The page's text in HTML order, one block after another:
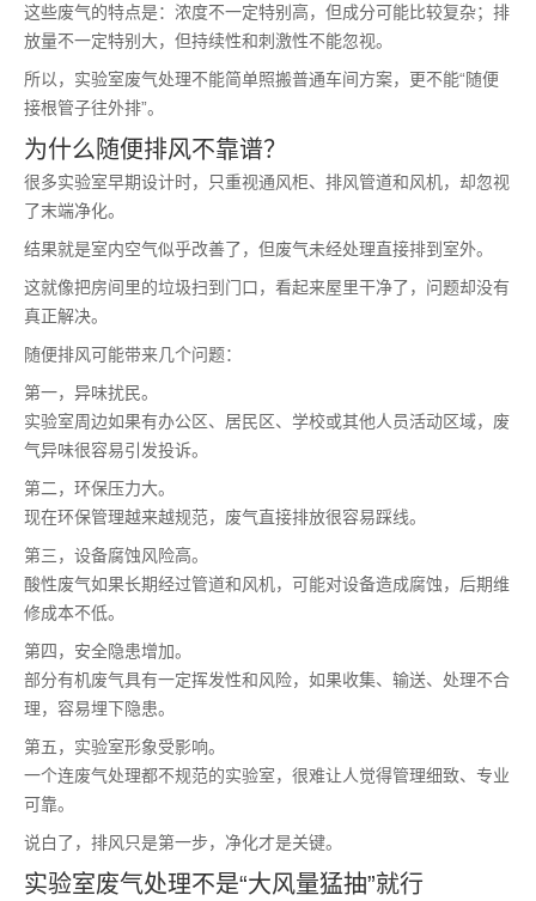
这些废气的特点是：浓度不一定特别高，但成分可能比较复杂；排
放量不一定特别大，但持续性和刺激性不能忽视。
所以，实验室废气处理不能简单照搬普通车间方案，更不能“随便
接根管子往外排”。
为什么随便排风不靠谱？
很多实验室早期设计时，只重视通风柜、排风管道和风机，却忽视
了末端净化。
结果就是室内空气似乎改善了，但废气未经处理直接排到室外。
这就像把房间里的垃圾扫到门口，看起来屋里干净了，问题却没有
真正解决。
随便排风可能带来几个问题：
第一，异味扰民。
实验室周边如果有办公区、居民区、学校或其他人员活动区域，废
气异味很容易引发投诉。
第二，环保压力大。
现在环保管理越来越规范，废气直接排放很容易踩线。
第三，设备腐蚀风险高。
酸性废气如果长期经过管道和风机，可能对设备造成腐蚀，后期维
修成本不低。
第四，安全隐患增加。
部分有机废气具有一定挥发性和风险，如果收集、输送、处理不合
理，容易埋下隐患。
第五，实验室形象受影响。
一个连废气处理都不规范的实验室，很难让人觉得管理细致、专业
可靠。
说白了，排风只是第一步，净化才是关键。
实验室废气处理不是“大风量猛抽”就行